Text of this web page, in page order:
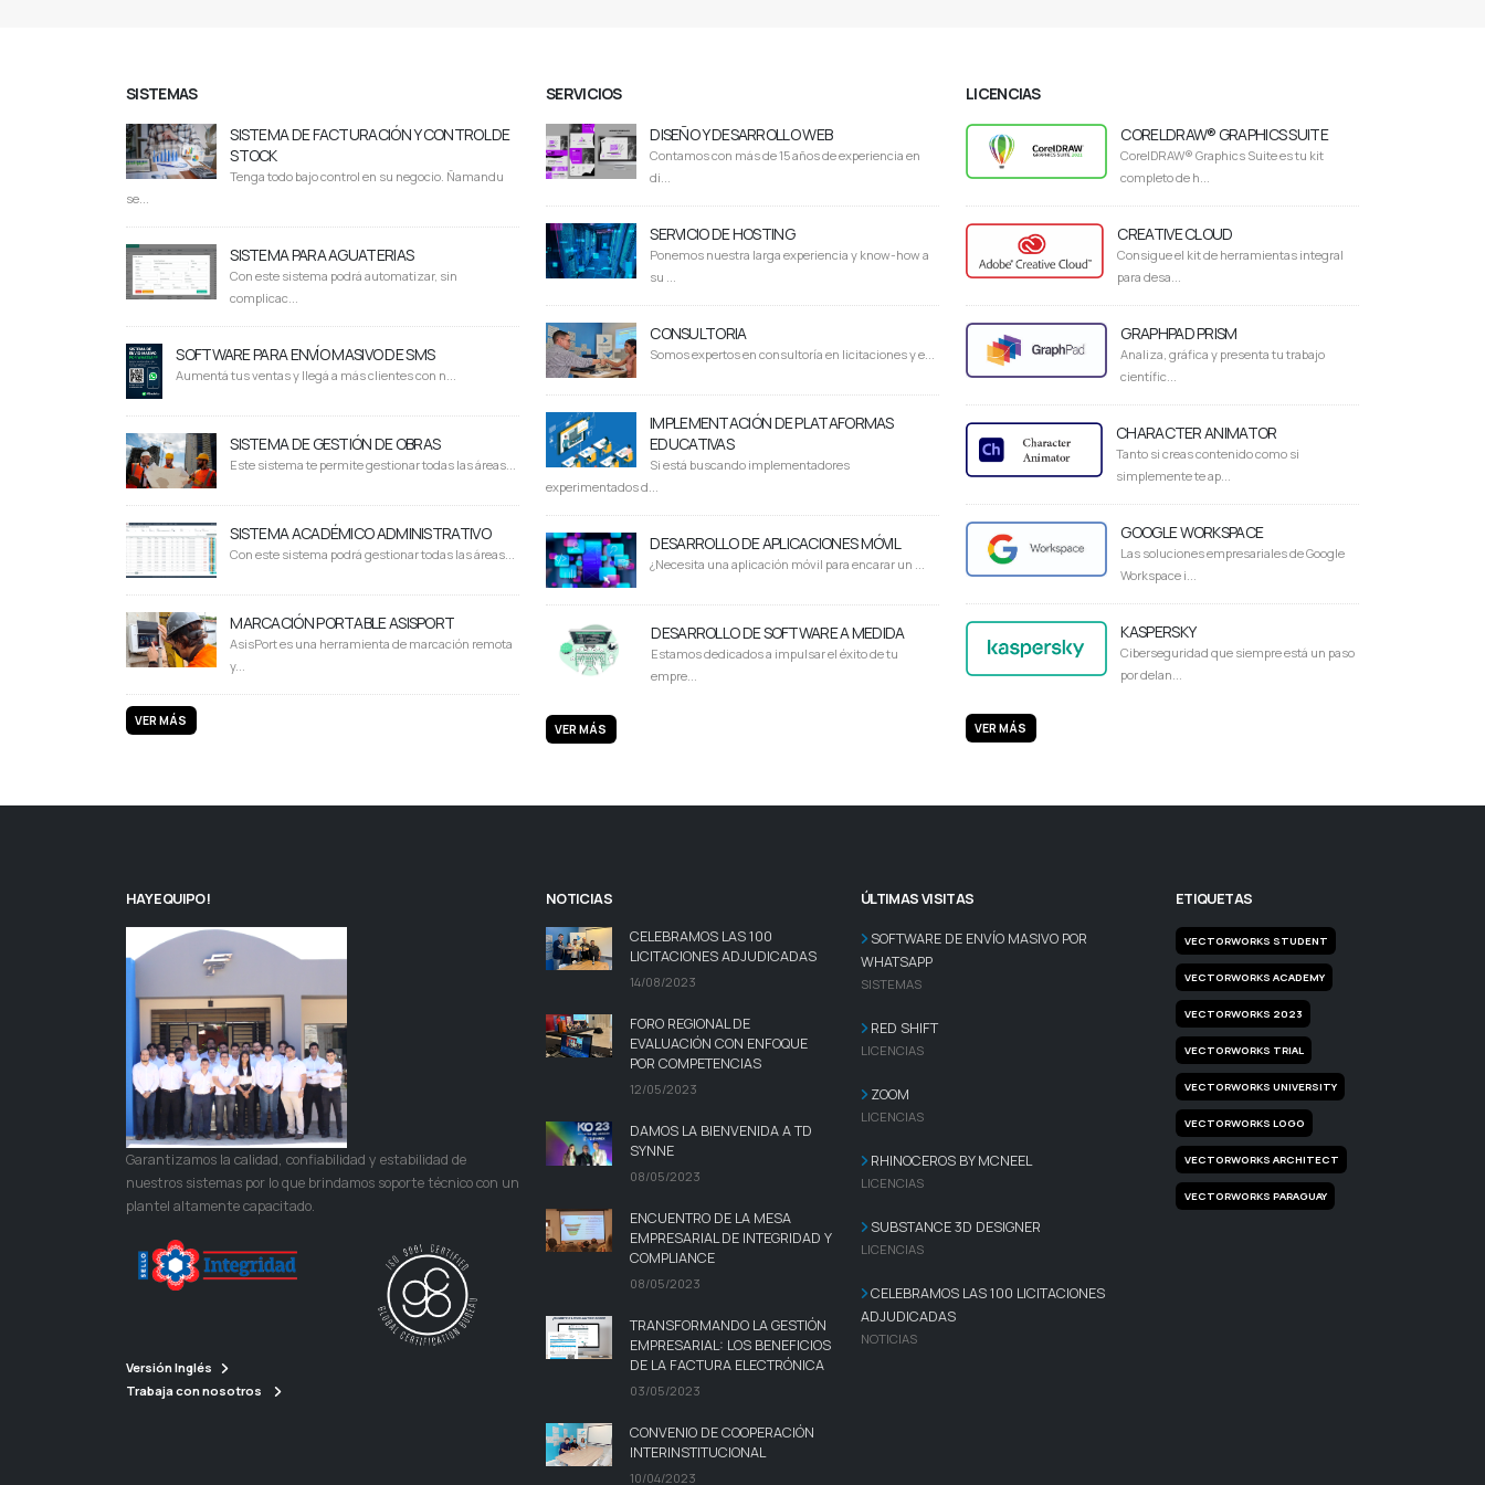
SISTEMAS
SISTEMA DE FACTURACIÓN Y CONTROL DE
STOCK
Tenga todo bajo control en su negocio. Ñamandu
se...
SISTEMA PARA AGUATERIAS
Con este sistema podrá automatizar, sin
complicac...
SOFTWARE PARA ENVÍO MASIVO DE SMS
Aumentá tus ventas y llegá a más clientes con n...
SISTEMA DE GESTIÓN DE OBRAS
Este sistema te permite gestionar todas las áreas...
SISTEMA ACADÉMICO ADMINISTRATIVO
Con este sistema podrá gestionar todas las áreas...
MARCACIÓN PORTABLE ASISPORT
AsisPort es una herramienta de marcación remota
y...
VER MÁS
SERVICIOS
DISEÑO Y DESARROLLO WEB
Contamos con más de 15 años de experiencia en
di...
SERVICIO DE HOSTING
Ponemos nuestra larga experiencia y know-how a
su ...
CONSULTORIA
Somos expertos en consultoría en licitaciones y e...
IMPLEMENTACIÓN DE PLATAFORMAS
EDUCATIVAS
Si está buscando implementadores
experimentados d...
DESARROLLO DE APLICACIONES MÓVIL
¿Necesita una aplicación móvil para encarar un ...
DESARROLLO DE SOFTWARE A MEDIDA
Estamos dedicados a impulsar el éxito de tu
empre...
VER MÁS
LICENCIAS
CORELDRAW® GRAPHICS SUITE
CorelDRAW® Graphics Suite es tu kit
completo de h...
CREATIVE CLOUD
Consigue el kit de herramientas integral
para desa...
GRAPHPAD PRISM
Analiza, gráfica y presenta tu trabajo
científic...
CHARACTER ANIMATOR
Tanto si creas contenido como si
simplemente te ap...
GOOGLE WORKSPACE
Las soluciones empresariales de Google
Workspace i...
KASPERSKY
Ciberseguridad que siempre está un paso
por delan...
VER MÁS
HAY EQUIPO!
Garantizamos la calidad, confiabilidad y estabilidad de
nuestros sistemas por lo que brindamos soporte técnico con un
plantel altamente capacitado.
Versión Inglés
Trabaja con nosotros
NOTICIAS
CELEBRAMOS LAS 100
LICITACIONES ADJUDICADAS
14/08/2023
FORO REGIONAL DE
EVALUACIÓN CON ENFOQUE
POR COMPETENCIAS
12/05/2023
DAMOS LA BIENVENIDA A TD
SYNNE
08/05/2023
ENCUENTRO DE LA MESA
EMPRESARIAL DE INTEGRIDAD Y
COMPLIANCE
08/05/2023
TRANSFORMANDO LA GESTIÓN
EMPRESARIAL: LOS BENEFICIOS
DE LA FACTURA ELECTRÓNICA
03/05/2023
CONVENIO DE COOPERACIÓN
INTERINSTITUCIONAL
10/04/2023
ÚLTIMAS VISITAS
SOFTWARE DE ENVÍO MASIVO POR
WHATSAPP
SISTEMAS
RED SHIFT
LICENCIAS
ZOOM
LICENCIAS
RHINOCEROS BY MCNEEL
LICENCIAS
SUBSTANCE 3D DESIGNER
LICENCIAS
CELEBRAMOS LAS 100 LICITACIONES
ADJUDICADAS
NOTICIAS
ETIQUETAS
VECTORWORKS STUDENT
VECTORWORKS ACADEMY
VECTORWORKS 2023
VECTORWORKS TRIAL
VECTORWORKS UNIVERSITY
VECTORWORKS LOGO
VECTORWORKS ARCHITECT
VECTORWORKS PARAGUAY